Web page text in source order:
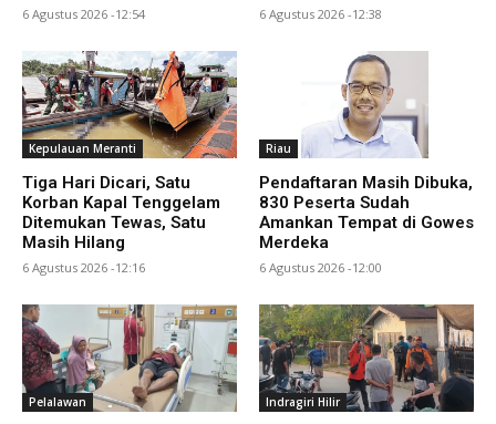
6 Agustus 2026 -12:54 6 Agustus 2026 -12:38
Kepulauan Meranti
Tiga Hari Dicari, Satu
Korban Kapal Tenggelam
Ditemukan Tewas, Satu
Masih Hilang
6 Agustus 2026 -12:16
Riau
Pendaftaran Masih Dibuka,
830 Peserta Sudah
Amankan Tempat di Gowes
Merdeka
6 Agustus 2026 -12:00
Pelalawan Indragiri Hilir